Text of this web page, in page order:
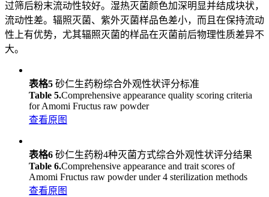
过筛后粉末流动性较好。湿热灭菌颜色加深明显并结成块状，
流动性差。辐照灭菌、紫外灭菌样品色差小，而且在保持流动
性上有优势，尤其辐照灭菌的样品在灭菌前后物理性质差异不
大。
表格5 砂仁生药粉综合外观性状评分标准
Table 5.Comprehensive appearance quality scoring criteria
for Amomi Fructus raw powder
查看原图
表格6 砂仁生药粉4种灭菌方式综合外观性状评分结果
Table 6.Comprehensive appearance and trait scores of
Amomi Fructus raw powder under 4 sterilization methods
查看原图